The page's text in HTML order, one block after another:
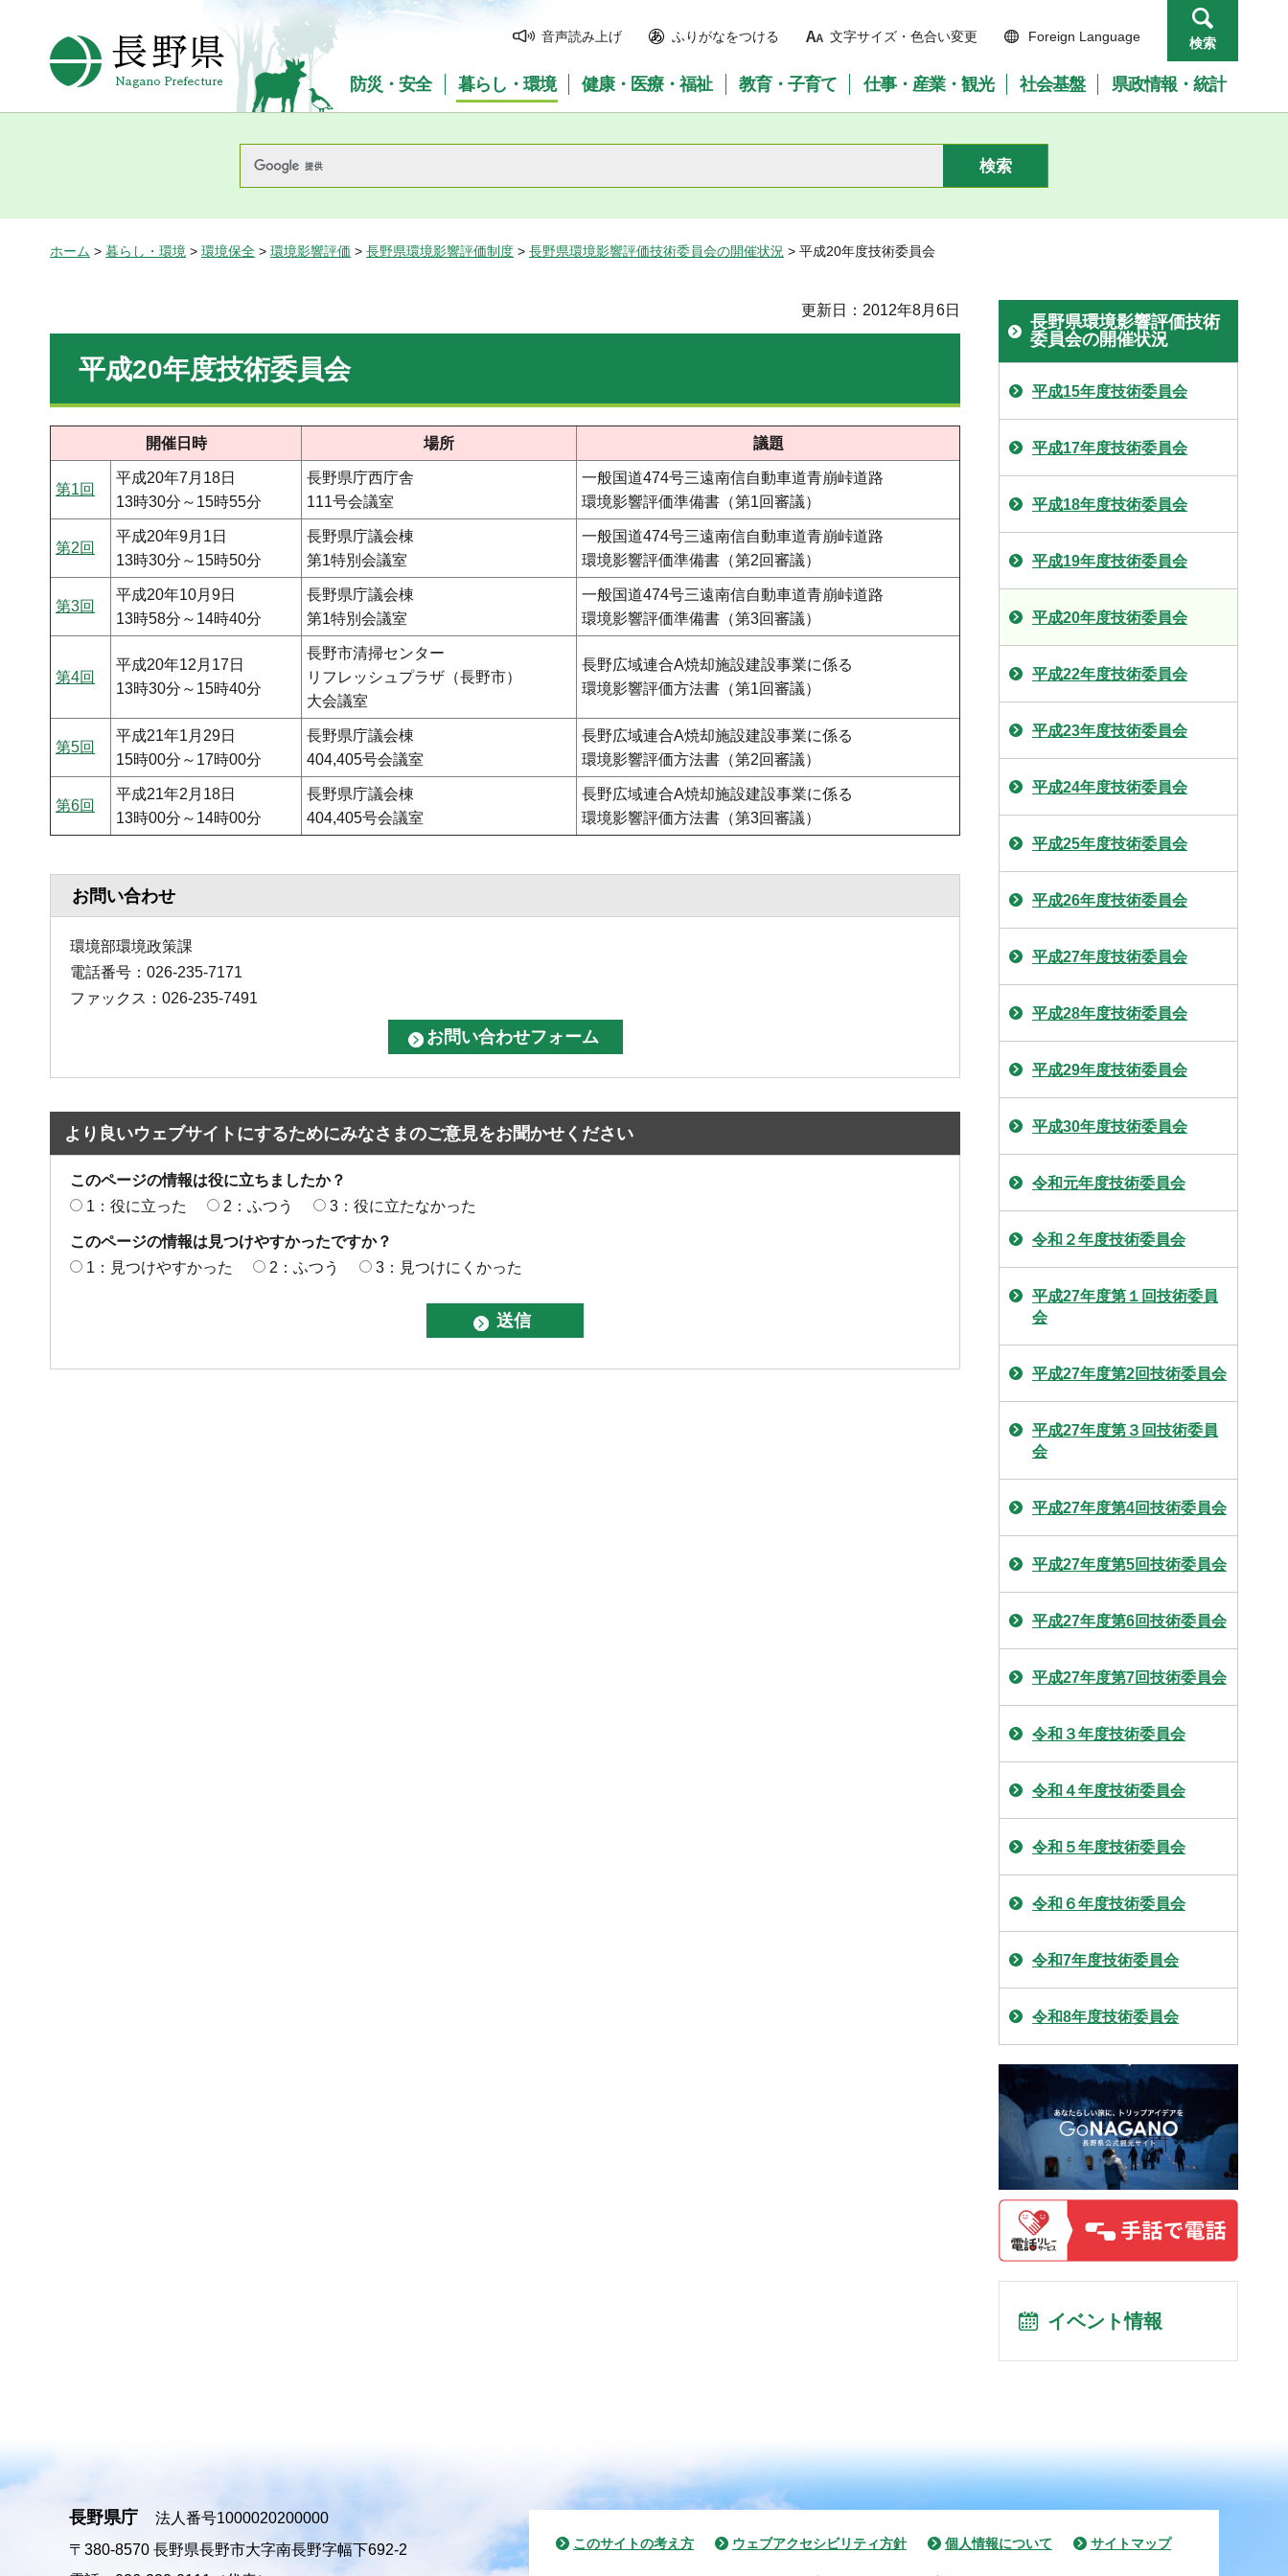
長野県Nagano Prefecture
音声読み上げ ふりがなをつける 文字サイズ・色合い変更 Foreign Language 検索
防災・安全 暮らし・環境 健康・医療・福祉 教育・子育て 仕事・産業・観光 社会基盤 県政情報・統計
ホーム > 暮らし・環境 > 環境保全 > 環境影響評価 > 長野県環境影響評価制度 > 長野県環境影響評価技術委員会の開催状況 > 平成20年度技術委員会
更新日：2012年8月6日
平成20年度技術委員会
開催日時 場所 議題
第1回
平成20年7月18日
13時30分～15時55分
長野県庁西庁舎
111号会議室
一般国道474号三遠南信自動車道青崩峠道路
環境影響評価準備書（第1回審議）
第2回
平成20年9月1日
13時30分～15時50分
長野県庁議会棟
第1特別会議室
一般国道474号三遠南信自動車道青崩峠道路
環境影響評価準備書（第2回審議）
第3回
平成20年10月9日
13時58分～14時40分
長野県庁議会棟
第1特別会議室
一般国道474号三遠南信自動車道青崩峠道路
環境影響評価準備書（第3回審議）
第4回
平成20年12月17日
13時30分～15時40分
長野市清掃センター
リフレッシュプラザ（長野市）
大会議室
長野広域連合A焼却施設建設事業に係る
環境影響評価方法書（第1回審議）
第5回
平成21年1月29日
15時00分～17時00分
長野県庁議会棟
404,405号会議室
長野広域連合A焼却施設建設事業に係る
環境影響評価方法書（第2回審議）
第6回
平成21年2月18日
13時00分～14時00分
長野県庁議会棟
404,405号会議室
長野広域連合A焼却施設建設事業に係る
環境影響評価方法書（第3回審議）
お問い合わせ
環境部環境政策課
電話番号：026-235-7171
ファックス：026-235-7491
より良いウェブサイトにするためにみなさまのご意見をお聞かせください
このページの情報は役に立ちましたか？
1：役に立った
2：ふつう 3：役に立たなかった
このページの情報は見つけやすかったですか？
1：見つけやすかった
2：ふつう 3：見つけにくかった
長野県環境影響評価技術
委員会の開催状況
平成15年度技術委員会
平成17年度技術委員会
平成18年度技術委員会
平成19年度技術委員会
平成20年度技術委員会
平成22年度技術委員会
平成23年度技術委員会
平成24年度技術委員会
平成25年度技術委員会
平成26年度技術委員会
平成27年度技術委員会
平成28年度技術委員会
平成29年度技術委員会
平成30年度技術委員会
令和元年度技術委員会
令和２年度技術委員会
平成27年度第１回技術委員
会
平成27年度第2回技術委員会
平成27年度第３回技術委員
会
平成27年度第4回技術委員会
平成27年度第5回技術委員会
平成27年度第6回技術委員会
平成27年度第7回技術委員会
令和３年度技術委員会
令和４年度技術委員会
令和５年度技術委員会
令和６年度技術委員会
令和7年度技術委員会
令和8年度技術委員会
イベント情報
長野県庁
法人番号1000020200000
〒380-8570 長野県長野市大字南長野字幅下692-2
このサイトの考え方 ウェブアクセシビリティ方針 個人情報について サイトマップ